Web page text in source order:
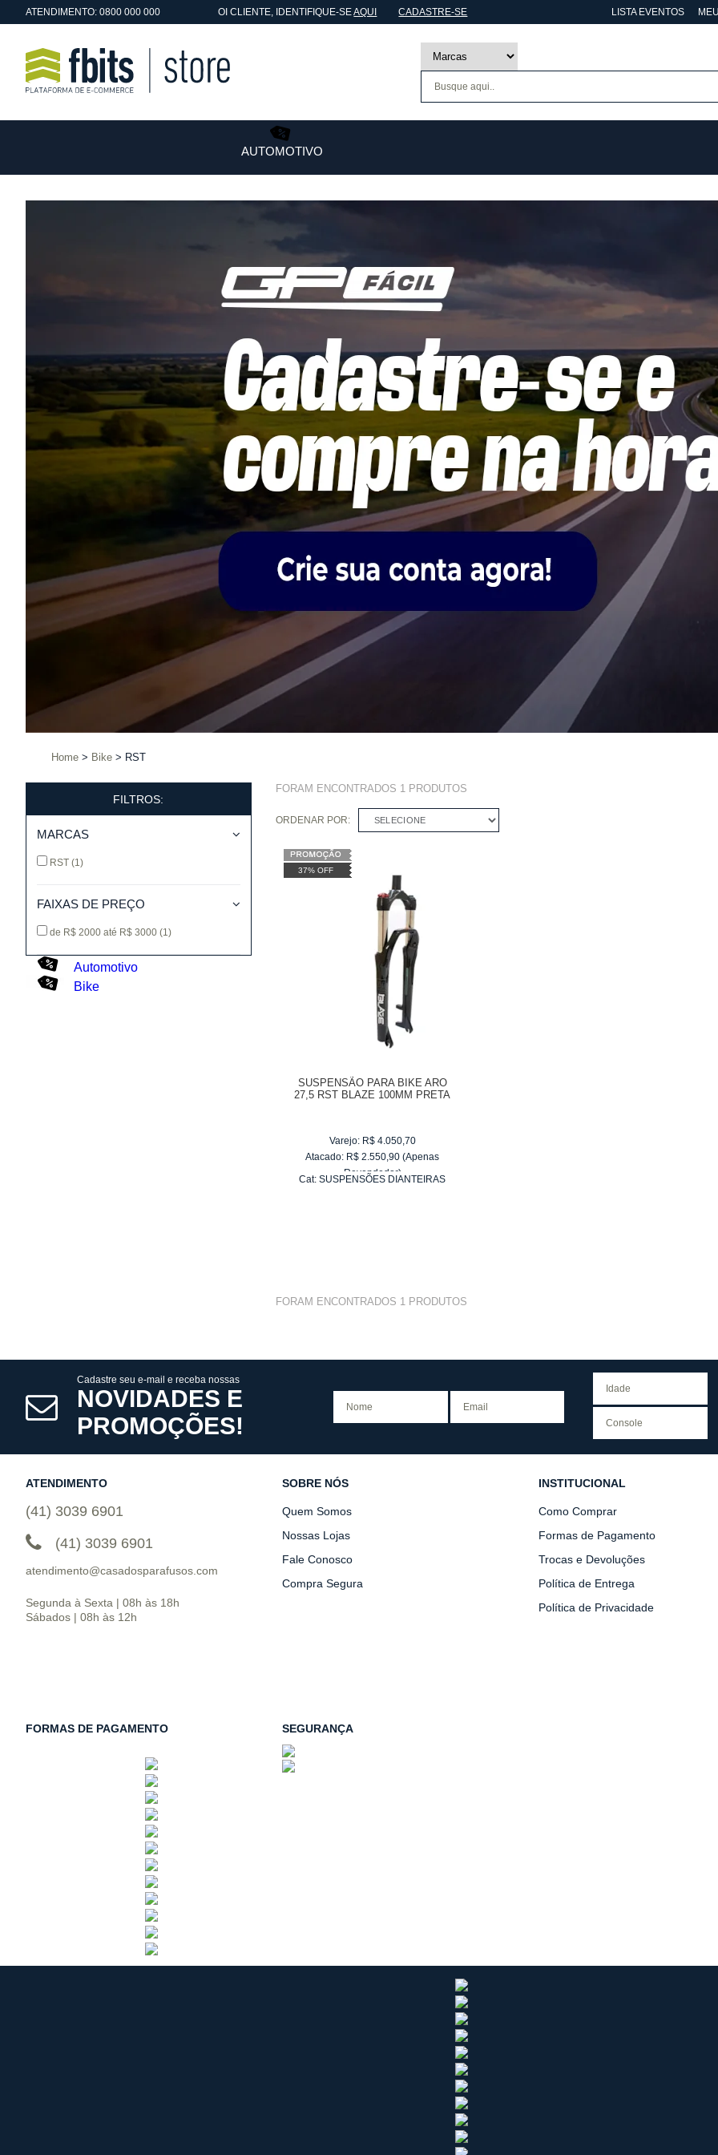
ATENDIMENTO: 0800 000 000 OICLIENTE, IDENTIFIQUE-SEAQUI CADASTRE-SE LISTA EVENTOS
AUTOMOTIVO
Home Bike RST
FILTROS:
MARCAS
RST (1)
FAIXAS DE PREÇO
de R$ 2000 até R$ 3000 (1)
Automotivo
Bike
FORAM ENCONTRADOS 1PRODUTOS
ORDENAR POR: SELECIONE
37% OFF
SUSPENSÃO PARA BIKE ARO
27,5 RST BLAZE 100MM PRETA
Varejo: R$ 4.050,70
Atacado: R$ 2.550,90 (Apenas
Revendedor)
Cat:SUSPENSÕES DIANTEIRAS
FORAM ENCONTRADOS 1PRODUTOS
Cadastre seu e-mail e receba nossas
NOVIDADES E
PROMOÇÕES!
ATENDIMENTO
(41) 3039 6901
(41) 3039 6901
atendimento@casadosparafusos.com
Segunda à Sexta | 08h às 18h
Sábados | 08h às 12h
SOBRE NÓS
Quem Somos
Nossas Lojas
Fale Conosco
Compra Segura
INSTITUCIONAL
Como Comprar
Formas de Pagamento
Trocas e Devoluções
Política de Entrega
Política de Privacidade
FORMAS DE PAGAMENTO SEGURANÇA